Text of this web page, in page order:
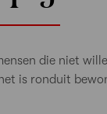
die niet
is ronduit